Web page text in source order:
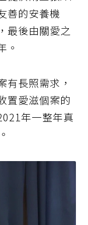
善的安養機
最後由關愛之
。
有長照需求，
置愛滋個案的
年一整年真